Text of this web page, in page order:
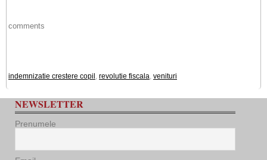
comments
indemnizatie crestere copil , revolutie fiscala, venituri
NEWSLETTER
Prenumele